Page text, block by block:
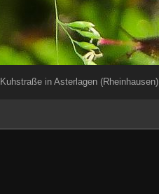
in Asterlagen (Rheinhausen)